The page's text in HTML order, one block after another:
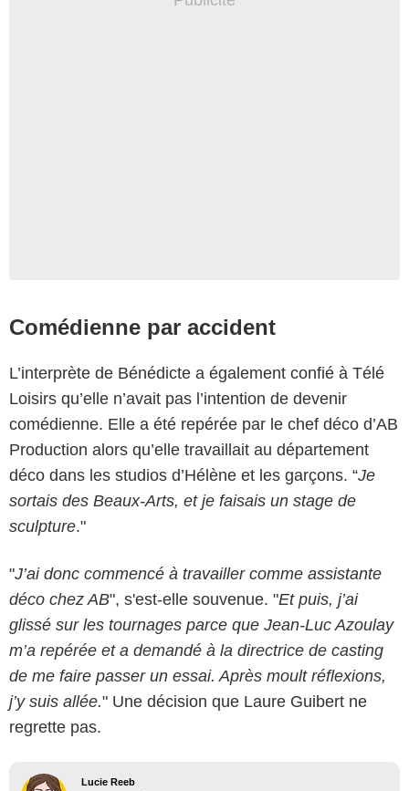
Comédienne par accident
L’interprète de Bénédicte a également confié à Télé
Loisirs qu’elle n’avait pas l’intention de devenir
comédienne. Elle a été repérée par le chef déco d’AB
Production alors qu’elle travaillait au département
déco dans les studios d’Hélène et les garçons. “Je
sortais des Beaux-Arts, et je faisais un stage de
sculpture."
"J’ai donc commencé à travailler comme assistante
déco chez AB", s'est-elle souvenue. "Et puis, j’ai
glissé sur les tournages parce que Jean-Luc Azoulay
m’a repérée et a demandé à la directrice de casting
de me faire passer un essai. Après moult réflexions,
j’y suis allée." Une décision que Laure Guibert ne
regrette pas.
Lucie Reeb